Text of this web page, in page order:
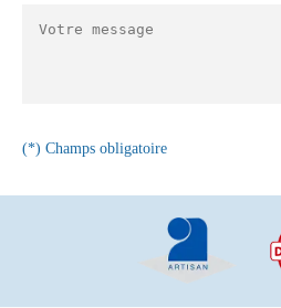
(*) Champs obligatoire